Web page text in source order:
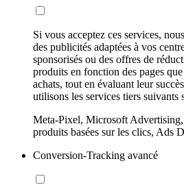
Si vous acceptez ces services,
des publicités adaptées à vos
sponsorisés ou des offres de
produits en fonction des pages
achats, tout en évaluant leur
utilisons les services tiers suivants
Meta-Pixel, Microsoft
produits basées sur les clics, Ads
Conversion-Tracking avancé